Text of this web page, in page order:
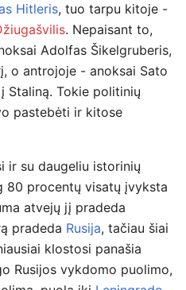
Hitleris, tuo tarpu kitoje -
. Nepaisant to,
Adolfas Šikelgruberis,
o antrojoje - anoksai Sato
Staliną. Tokie politinių
pastebėti ir kitose
ir su daugeliu istorinių
80 procentų visatų įvyksta
atvejų jį pradeda
pradeda Rusija, tačiau šiai
klostosi panašia
Rusijos vykdomo puolimo,